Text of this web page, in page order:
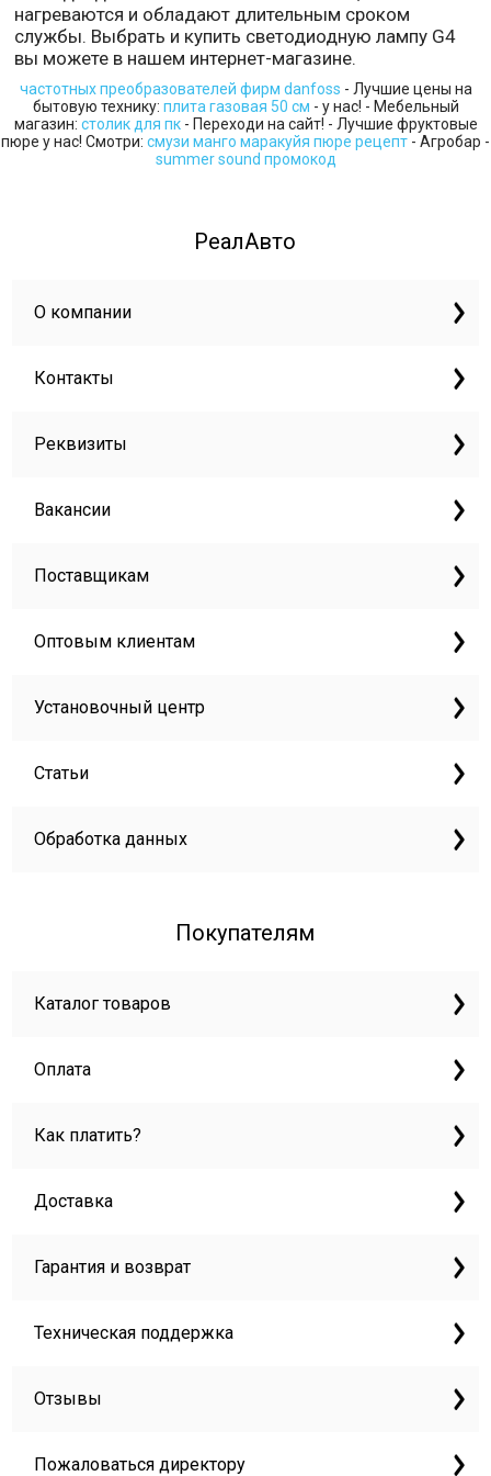
нагреваются и обладают длительным сроком
службы. Выбрать и купить светодиодную лампу G4
вы можете в нашем интернет-магазине.
частотных преобразователей фирм danfoss - Лучшие цены на
бытовую технику: плита газовая 50 см - у нас! - Мебельный
магазин: столик для пк- Переходи на сайт! - Лучшие фруктовые
пюре у нас! Смотри: смузи манго маракуйя пюре рецепт - Агробар -
summer sound промокод
РеалАвто
О компании
Контакты
Реквизиты
Вакансии
Поставщикам
Оптовым клиентам
Установочный центр
Статьи
Обработка данных
Покупателям
Каталог товаров
Оплата
Как платить?
Доставка
Гарантия и возврат
Техническая поддержка
Отзывы
Пожаловаться директору